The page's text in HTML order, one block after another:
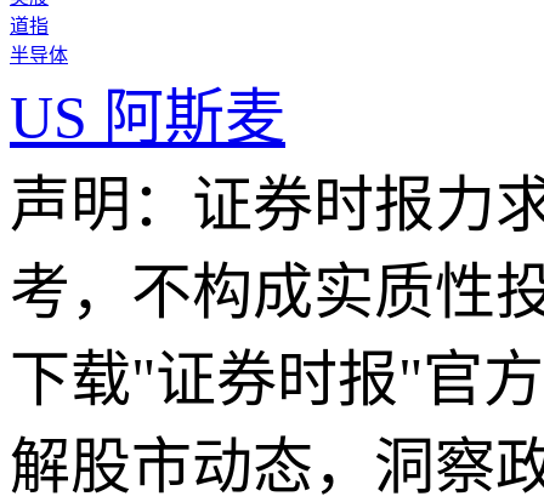
道指
半导体
US 阿斯麦
声明：证券时报力
考，不构成实质性
下载"证券时报"官
解股市动态，洞察